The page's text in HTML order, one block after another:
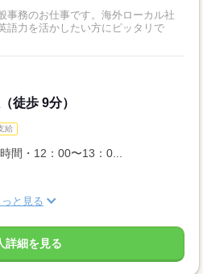
事務のお仕事です。海外ローカル社
語力を活かしたい方にピッタリで
徒歩 9分）
給
間・12：00〜13：0...
っと見る
詳細を見る